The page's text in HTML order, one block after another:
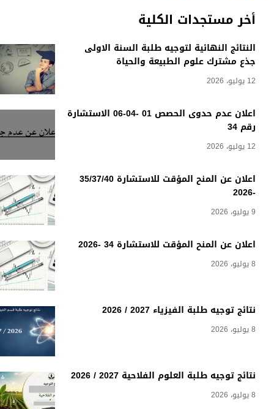
أخر مستجدات الكلية
النتائج النهائية لتوجيه طلبة السنة الاولى
جذع مشترك علوم الطبيعة والحياة
12 يوليو، 2026
اعلان عدم حدوى الحصص 01 -04-06 الاستشارة
رقم 34
12 يوليو، 2026
اعلان عن المنح المؤقت للاستشارة 35/37/40
-2026
9 يوليو، 2026
اعلان عن المنح المؤقت للاستشارة 34 -2026
8 يوليو، 2026
نتائج توجيه طلبة الفيزياء 2027 / 2026
8 يوليو، 2026
نتائج توجيه طلبة العلوم الفلاحية 2027 / 2026
8 يوليو، 2026